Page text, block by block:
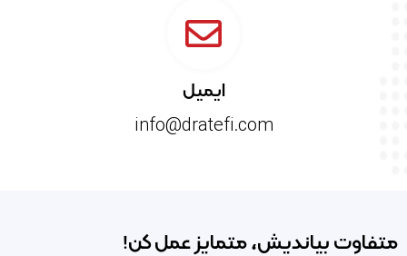
ایمیل
info@dratefi.com
متفاوت بیاندیش، متمایز عمل کن!